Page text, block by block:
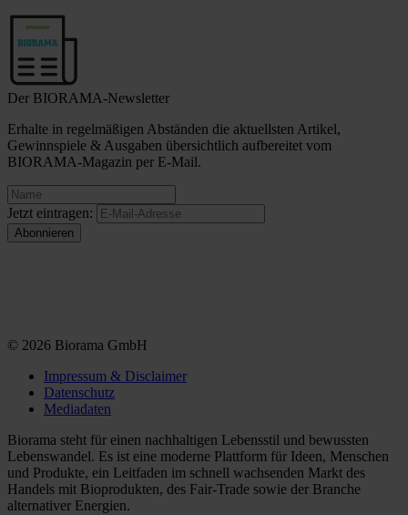
Der BIORAMA-Newsletter
Erhalte in regelmäßigen Abständen die aktuellsten Artikel,
Gewinnspiele & Ausgaben übersichtlich aufbereitet vom
BIORAMA-Magazin per E-Mail.
Jetzt eintragen:
© 2026 Biorama GmbH
Impressum & Disclaimer
Datenschutz
Mediadaten
Biorama steht für einen nachhaltigen Lebensstil und bewussten
Lebenswandel. Es ist eine moderne Plattform für Ideen, Menschen
und Produkte, ein Leitfaden im schnell wachsenden Markt des
Handels mit Bioprodukten, des Fair-Trade sowie der Branche
alternativer Energien.